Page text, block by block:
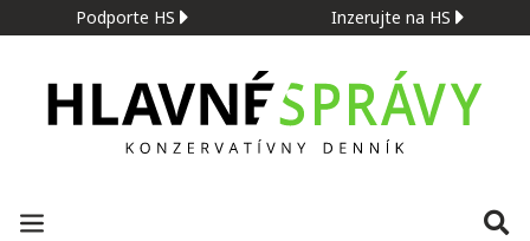
Podporte HS Inzerujte na HS